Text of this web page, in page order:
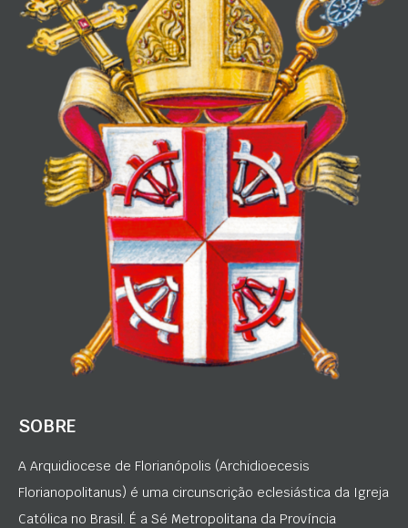
SOBRE
A Arquidiocese de Florianópolis (Archidioecesis
Florianopolitanus) é uma circunscrição eclesiástica da Igreja
Católica no Brasil. É a Sé Metropolitana da Província